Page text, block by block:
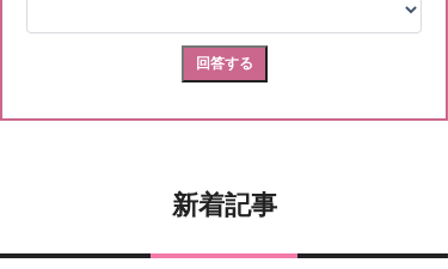
新着記事